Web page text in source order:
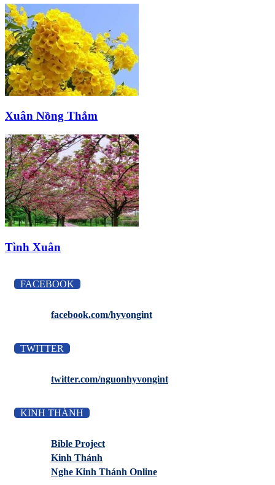
Xuân Nồng Thắm
Tình Xuân
FACEBOOK
facebook.com/hyvongint
TWITTER
twitter.com/nguonhyvongint
KINH THÁNH
Bible Project
Kinh Thánh
Nghe Kinh Thánh Online